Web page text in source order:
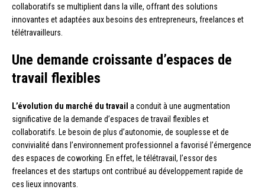
collaboratifs se multiplient dans la ville, offrant des solutions
innovantes et adaptées aux besoins des entrepreneurs, freelances et
télétravailleurs.
Une demande croissante d’espaces de
travail flexibles
L’évolution du marché du travail a conduit à une augmentation
significative de la demande d’espaces de travail flexibles et
collaboratifs. Le besoin de plus d’autonomie, de souplesse et de
convivialité dans l’environnement professionnel a favorisé l’émergence
des espaces de coworking. En effet, le télétravail, l’essor des
freelances et des startups ont contribué au développement rapide de
ces lieux innovants.